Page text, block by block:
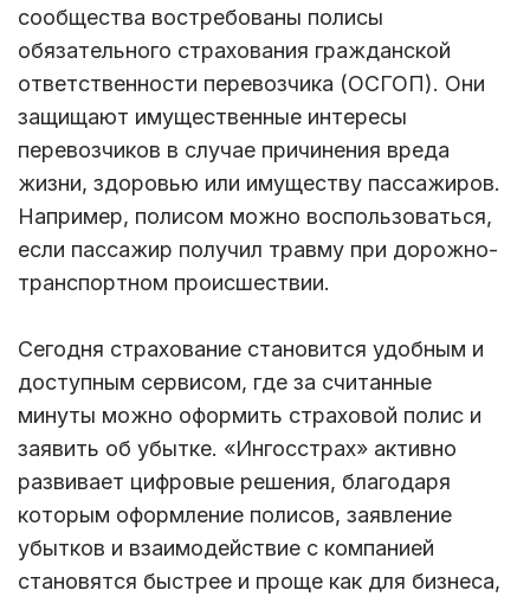
сообщества востребованы полисы
обязательного страхования гражданской
ответственности перевозчика (ОСГОП). Они
защищают имущественные интересы
перевозчиков в случае причинения вреда
жизни, здоровью или имуществу пассажиров.
Например, полисом можно воспользоваться,
если пассажир получил травму при дорожно-
транспортном происшествии.
Сегодня страхование становится удобным и
доступным сервисом, где за считанные
минуты можно оформить страховой полис и
заявить об убытке. «Ингосстрах» активно
развивает цифровые решения, благодаря
которым оформление полисов, заявление
убытков и взаимодействие с компанией
становятся быстрее и проще как для бизнеса,